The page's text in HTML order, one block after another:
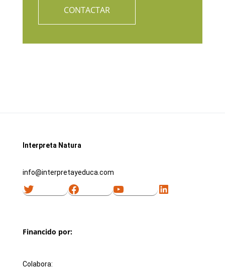
CONTACTAR
Interpreta Natura
info@interpretayeduca.com
Twitter FacebookYouTubeLinkedIn
Financido por:
Colabora: